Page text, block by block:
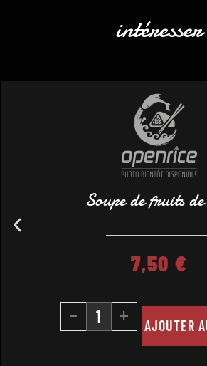
intéresser
Soupe de fruits
7,50€
- + AJOUTER